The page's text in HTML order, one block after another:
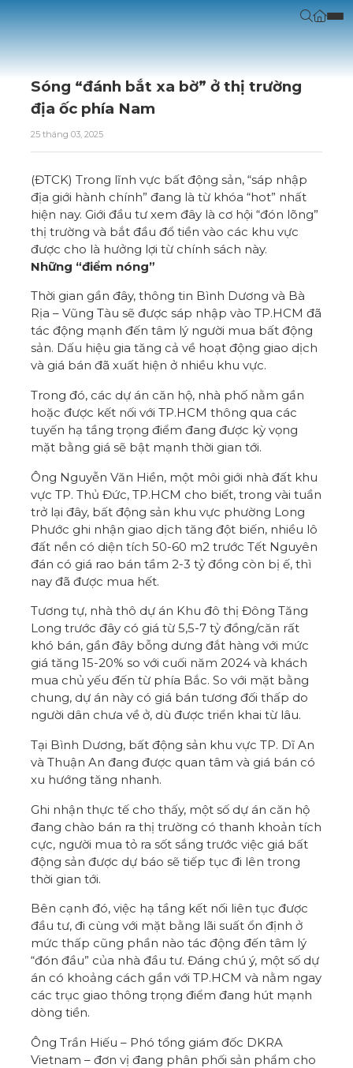
Sóng “đánh bắt xa bờ” ở thị trường
địa ốc phía Nam
25 tháng 03, 2025
(ĐTCK) Trong lĩnh vực bất động sản, “sáp nhập
địa giới hành chính” đang là từ khóa “hot” nhất
hiện nay. Giới đầu tư xem đây là cơ hội “đón lõng”
thị trường và bắt đầu đổ tiền vào các khu vực
được cho là hưởng lợi từ chính sách này.
Những “điểm nóng”
Thời gian gần đây, thông tin Bình Dương và Bà
Rịa – Vũng Tàu sẽ được sáp nhập vào TP.HCM đã
tác động mạnh đến tâm lý người mua bất động
sản. Dấu hiệu gia tăng cả về hoạt động giao dịch
và giá bán đã xuất hiện ở nhiều khu vực.
Trong đó, các dự án căn hộ, nhà phố nằm gần
hoặc được kết nối với TP.HCM thông qua các
tuyến hạ tầng trọng điểm đang được kỳ vọng
mặt bằng giá sẽ bật mạnh thời gian tới.
Ông Nguyễn Văn Hiền, một môi giới nhà đất khu
vực TP. Thủ Đức, TP.HCM cho biết, trong vài tuần
trở lại đây, bất động sản khu vực phường Long
Phước ghi nhận giao dịch tăng đột biến, nhiều lô
đất nền có diện tích 50-60 m2 trước Tết Nguyên
đán có giá rao bán tầm 2-3 tỷ đồng còn bị ế, thì
nay đã được mua hết.
Tương tự, nhà thô dự án Khu đô thị Đông Tăng
Long trước đây có giá từ 5,5-7 tỷ đồng/căn rất
khó bán, gần đây bỗng dưng đắt hàng với mức
giá tăng 15-20% so với cuối năm 2024 và khách
mua chủ yếu đến từ phía Bắc. So với mặt bằng
chung, dự án này có giá bán tương đối thấp do
người dân chưa về ở, dù được triển khai từ lâu.
Tại Bình Dương, bất động sản khu vực TP. Dĩ An
và Thuận An đang được quan tâm và giá bán có
xu hướng tăng nhanh.
Ghi nhận thực tế cho thấy, một số dự án căn hộ
đang chào bán ra thị trường có thanh khoản tích
cực, người mua tỏ ra sốt sắng trước việc giá bất
động sản được dự báo sẽ tiếp tục đi lên trong
thời gian tới.
Bên cạnh đó, việc hạ tầng kết nối liên tục được
đầu tư, đi cùng với mặt bằng lãi suất ổn định ở
mức thấp cũng phần nào tác động đến tâm lý
“đón đầu” của nhà đầu tư. Đáng chú ý, một số dự
án có khoảng cách gần với TP.HCM và nằm ngay
các trục giao thông trọng điểm đang hút mạnh
dòng tiền.
Ông Trần Hiếu – Phó tổng giám đốc DKRA
Vietnam – đơn vị đang phân phối sản phẩm cho